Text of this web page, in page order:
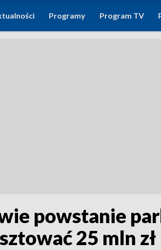
Programy Program TV
powstanie
25 mln zł